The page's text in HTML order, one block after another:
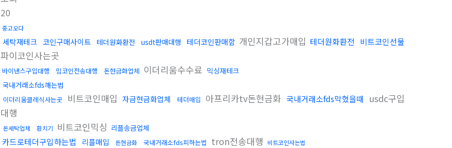
20
중고오다
세탁재테크 코인구매사이트 테더원화환전 usdt판매대행 테더코인판매함 개인지갑고가매입 테더원화환전 비트코인선물
파이코인사는곳
바이낸스구입대행 밈코인전송대행 돈현금화업체 이더리움수수료 믹싱재테크
국내거래소fds깨는법
이더리움클레식사는곳 비트코인매입 자금현금화업체 테더매입 아프리카tv돈현금화 국내거래소fds막혔을때 usdc구입
대행
돈세탁업체 환치기 비트코인믹싱 리플송금업체
카드로테더구입하는법 리플매입 돈현금화 국내거래소fds피하는법 tron전송대행 비트코인사는법